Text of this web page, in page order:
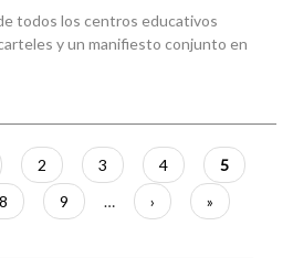
todos los centros educativos
y un manifiesto conjunto en
Página
2 Página
3 Página
4
Página
actual
5
Página
8 Página
9 …
Siguiente
página
›
Última
página
»